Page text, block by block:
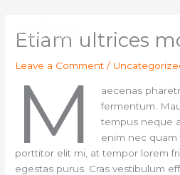
contentEtiam ultrices
Leave a Comment /
M
aecenas
fermentum.
tempus neque
enim nec quam
porttitor elit mi, at tempor lorem
egestas purus. Cras vestibulum